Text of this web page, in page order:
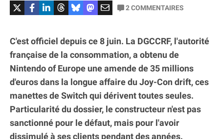
2COMMENTAIRES
C'est officiel depuis ce 8 juin. La DGCCRF, l'autorité
française de la consommation, a obtenu de
Nintendo of Europe une amende de 35 millions
d'euros dans la longue affaire du Joy-Con drift, ces
manettes de Switch qui dérivent toutes seules.
Particularité du dossier, le constructeur n'est pas
sanctionné pour le défaut, mais pour l'avoir
dissimulé à ses clients pendant des années.